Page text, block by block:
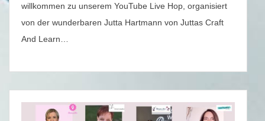
willkommen zu unserem YouTube Live Hop, organisiert
von der wunderbaren Jutta Hartmann von Juttas Craft
And Learn…